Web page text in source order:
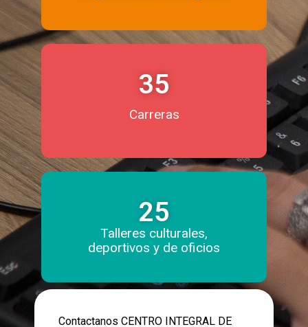
35
Carreras
25
Talleres culturales,
deportivos y de oficios
Contactanos CENTRO INTEGRAL DE